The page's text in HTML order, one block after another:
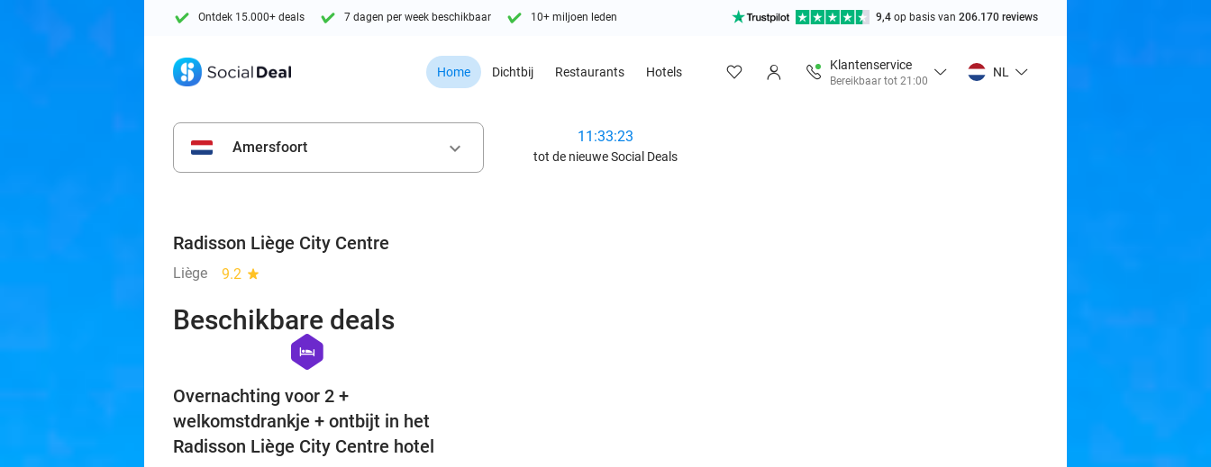
Ontdek 15.000+ deals 7 dagen per week beschikbaar 10+ miljoen leden 9,4 op basis van 206.170 reviews
Home Dichtbij Restaurants Hotels
Klantenservice
Bereikbaar tot 21:00
NL
Amersfoort keyboard_arrow_down
11:33:22
tot de nieuwe Social Deals
Radisson Liège City Centre
Liège 9.2 star
Beschikbare deals
hexagon
hotel
Overnachting voor 2 +
welkomstdrankje + ontbijt in het
Radisson Liège City Centre hotel